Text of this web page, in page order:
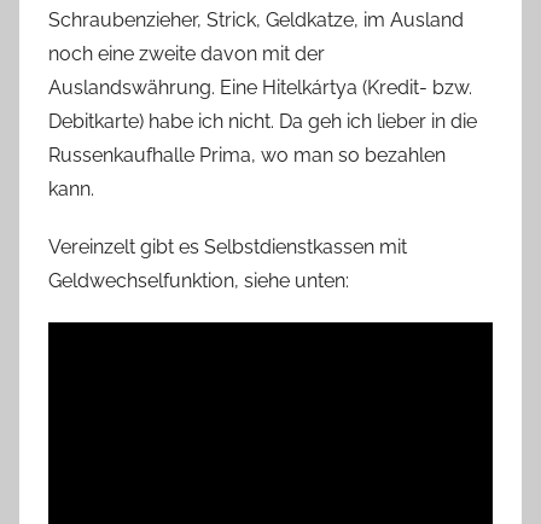
Schraubenzieher, Strick, Geldkatze, im Ausland
noch eine zweite davon mit der
Auslandswährung. Eine Hitelkártya (Kredit- bzw.
Debitkarte) habe ich nicht. Da geh ich lieber in die
Russenkaufhalle Prima, wo man so bezahlen
kann.
Vereinzelt gibt es Selbstdienstkassen mit
Geldwechselfunktion, siehe unten: